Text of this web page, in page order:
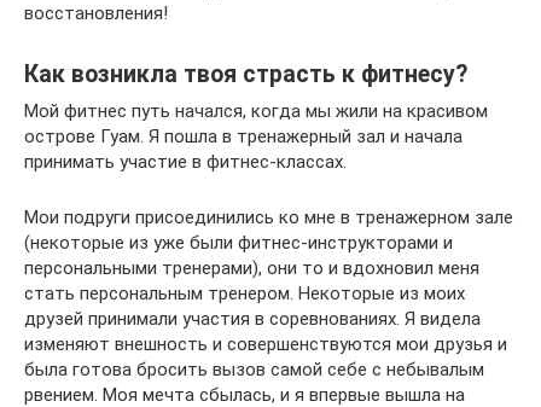
восстановления!
Как возникла твоя страсть к фитнесу?
Мой фитнес путь начался, когда мы жили на красивом
острове Гуам. Я пошла в тренажерный зал и начала
принимать участие в фитнес-классах.
Мои подруги присоединились ко мне в тренажерном зале
(некоторые из уже были фитнес-инструкторами и
персональными тренерами), они то и вдохновил меня
стать персональным тренером. Некоторые из моих
друзей принимали участия в соревнованиях. Я видела
изменяют внешность и совершенствуются мои друзья и
была готова бросить вызов самой себе с небывалым
рвением. Моя мечта сбылась, и я впервые вышла на